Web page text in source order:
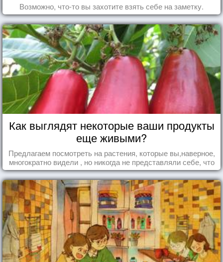
Возможно, что-то вы захотите взять себе на заметку.
Как выглядят некоторые ваши продукты
еще живыми?
Предлагаем посмотреть на растения, которые вы,наверное,
многократно видели , но никогда не представляли себе, что
употребляете их в пищу.